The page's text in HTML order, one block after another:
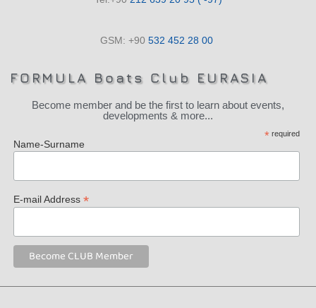
GSM: +90 532 452 28 00
FORMULA Boats Club EURASIA
Become member and be the first to learn about events,
developments & more...
* required
Name-Surname
E-mail Address*